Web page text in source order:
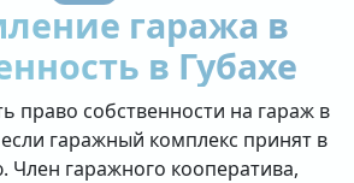
гаража в
в Губахе
право собственности на гараж в
гаражный комплекс принят в
Член гаражного кооператива,